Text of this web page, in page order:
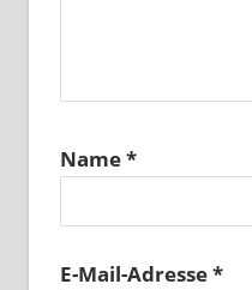
Name*
E-Mail-Adresse*